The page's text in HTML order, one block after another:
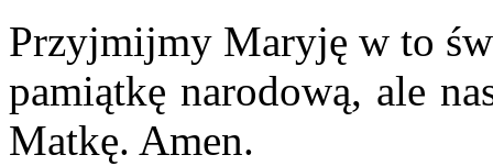
Przyjmijmy Maryję w to
pamiątkę narodową, ale
Matkę. Amen.